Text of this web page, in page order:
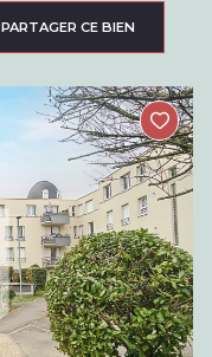
PARTAGER CE BIEN